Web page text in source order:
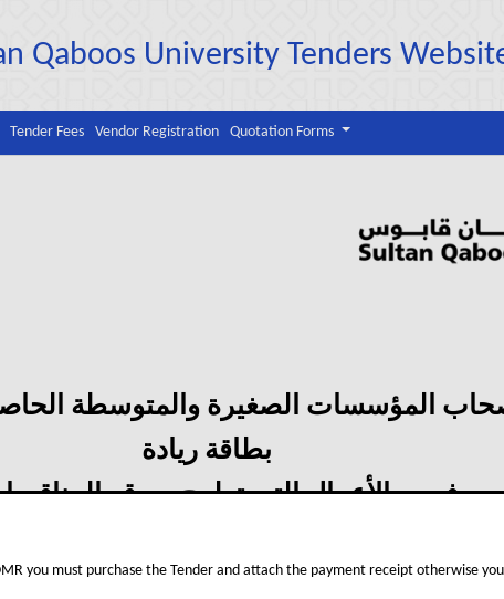
Qaboos University Tenders
Tender Fees Vendor Registration Quotation Forms
المؤسسات الصغيرة والمتوسطة
بطاقة ريادة
من فرص الأعمال التي تطرح بموقع
https://tenders.squ.edu.om
you must purchase the Tender and attach the payment receipt otherwise